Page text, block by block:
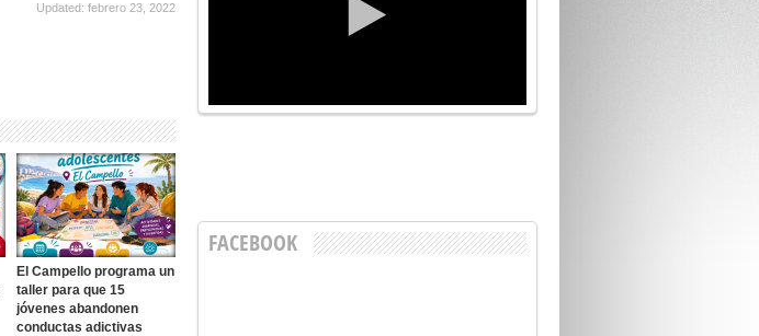
Updated: febrero 23, 2022
El Campello programa un
taller para que 15
jóvenes abandonen
conductas adictivas
FACEBOOK